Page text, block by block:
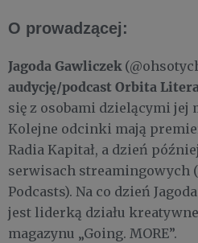
O prowadzącej:
Jagoda Gawliczek
audycję/podcast Orbita
się z osobami dzielącymi jej
Kolejne odcinki mają
Radia Kapitał, a dzień
serwisach streamingowych
Podcasts). Na co dzień
jest liderką działu
magazynu „Going. MORE”.